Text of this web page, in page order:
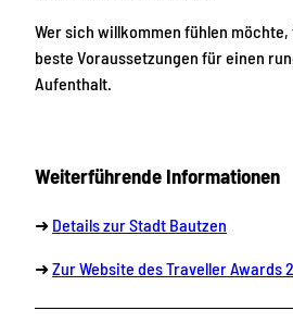
Wer sich willkommen fühlen
beste Voraussetzungen für einen
Aufenthalt.
Weiterführende Informationen
➜ Details zur Stadt Bautzen
➜Zur Website des Traveller Awards